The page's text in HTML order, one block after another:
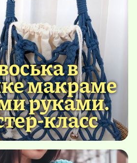
в
макраме
руками.
класс